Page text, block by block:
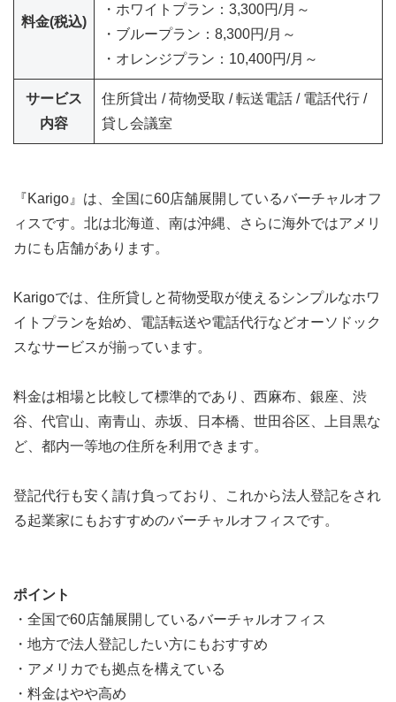
料金(税込)
・ホワイトプラン：3,300円/月～
・ブループラン：8,300円/月～
・オレンジプラン：10,400円/月～
サービス
内容
住所貸出 / 荷物受取 / 転送電話 / 電話代行 /
貸し会議室
『Karigo』は、全国に60店舗展開しているバーチャルオフ
ィスです。北は北海道、南は沖縄、さらに海外ではアメリ
カにも店舗があります。
Karigoでは、住所貸しと荷物受取が使えるシンプルなホワ
イトプランを始め、電話転送や電話代行などオーソドック
スなサービスが揃っています。
料金は相場と比較して標準的であり、西麻布、銀座、渋
谷、代官山、南青山、赤坂、日本橋、世田谷区、上目黒な
ど、都内一等地の住所を利用できます。
登記代行も安く請け負っており、これから法人登記をされ
る起業家にもおすすめのバーチャルオフィスです。
ポイント
・全国で60店舗展開しているバーチャルオフィス
・地方で法人登記したい方にもおすすめ
・アメリカでも拠点を構えている
・料金はやや高め